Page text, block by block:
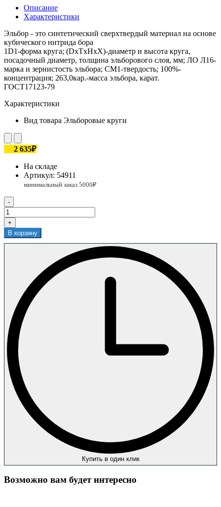
Описание
Характеристики
Эльбор - это синтетический сверхтвердый материал на основе
кубического нитрида бора
1D1-форма круга; (DxTxHxХ)-диаметр и высота круга,
посадочный диаметр, толщина эльборового слоя, мм; ЛО Л16-
марка и зернистость эльбора; СМ1-твердость; 100%-
концентрация; 263,0кар.-масса эльбора, карат.
ГОСТ17123-79
Характеристики
Вид товара Эльборовые круги
2 635₽
На складе
Артикул: 54911
-
+
В корзину
Купить в один клик
Возможно вам будет интересно